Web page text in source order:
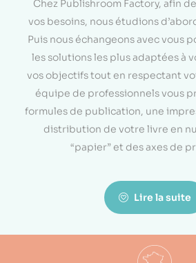
Chez Publishroom Factory, afin
vos besoins, nous étudions
Puis nous échangeons avec vous
les solutions les plus adaptées à
vos objectifs tout en respectant
équipe de professionnels vous
formules de publication, une
distribution de votre livre en
“papier” et des axes de
Lire la suite